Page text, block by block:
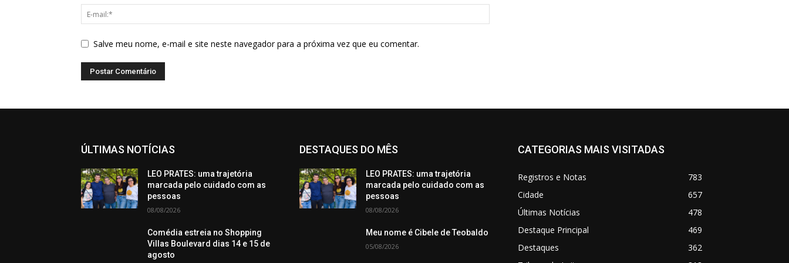
Salve meu nome, e-mail e site neste navegador para a próxima vez que eu comentar.
ÚLTIMAS NOTÍCIAS
LEO PRATES: uma trajetória
marcada pelo cuidado com as
pessoas
08/08/2026
Comédia estreia no Shopping
Villas Boulevard dias 14 e 15 de
agosto
DESTAQUES DO MÊS
LEO PRATES: uma trajetória
marcada pelo cuidado com as
pessoas
08/08/2026
Meu nome é Cibele de Teobaldo
05/08/2026
CATEGORIAS MAIS VISITADAS
Registros e Notas
783
Cidade
657
Últimas Notícias
478
Destaque Principal
469
Destaques
362